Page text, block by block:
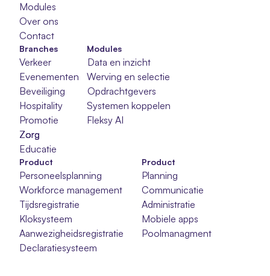
Modules
Over ons
Contact
Modules
Data en inzicht
Werving en selectie
Opdrachtgevers
Systemen koppelen
Fleksy AI
Branches
Verkeer
Evenementen
Beveiliging
Hospitality
Promotie
Zorg
Zorg
Zorg
Educatie
Product
Personeelsplanning
Workforce management
Tijdsregistratie
Kloksysteem
Aanwezigheidsregistratie
Declaratiesysteem
Planning
Communicatie
Administratie
Mobiele apps
Poolmanagment
Product